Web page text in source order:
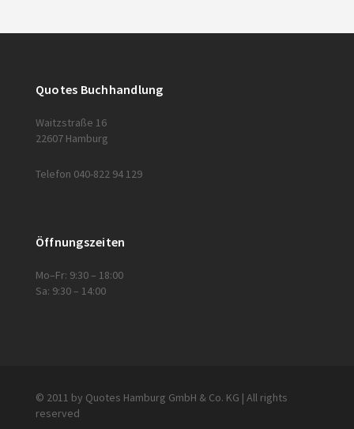
Quotes Buchhandlung
Waitzstraße 16
22607 Hamburg
Telefon 040-822 94 129
Öffnungszeiten
Mo–Fr: 9:30 – 18:00
Sa: 9:30 – 14:00
© 2011 by Quotes Hamburg GmbH & Co. KG | All rights
reserved